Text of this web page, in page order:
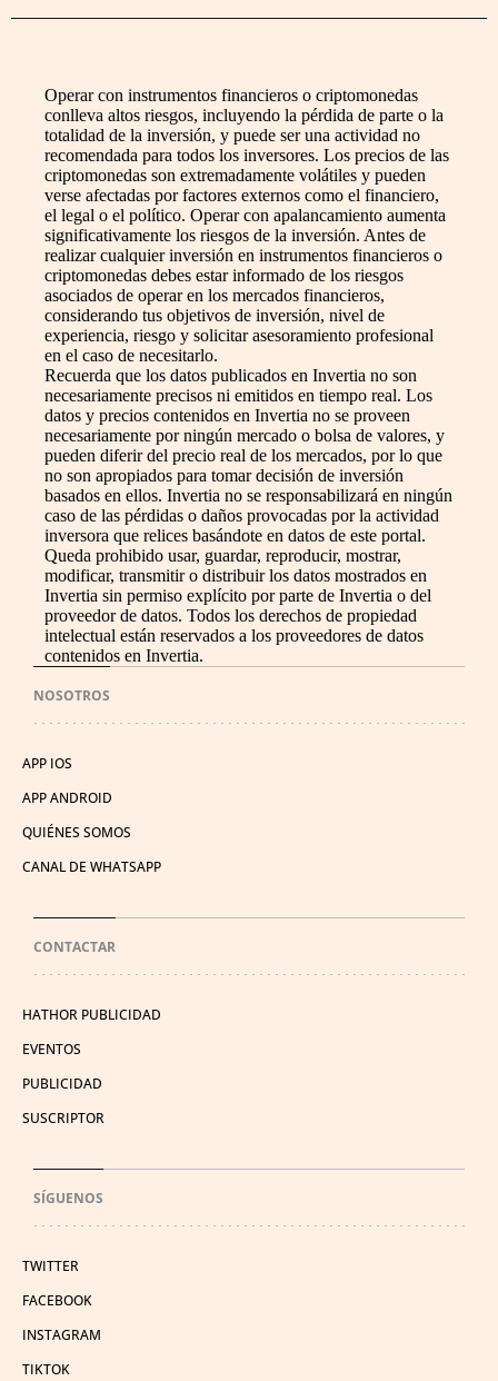
Operar con instrumentos financieros o criptomonedas
conlleva altos riesgos, incluyendo la pérdida de parte o la
totalidad de la inversión, y puede ser una actividad no
recomendada para todos los inversores. Los precios de las
criptomonedas son extremadamente volátiles y pueden
verse afectadas por factores externos como el financiero,
el legal o el político. Operar con apalancamiento aumenta
significativamente los riesgos de la inversión. Antes de
realizar cualquier inversión en instrumentos financieros o
criptomonedas debes estar informado de los riesgos
asociados de operar en los mercados financieros,
considerando tus objetivos de inversión, nivel de
experiencia, riesgo y solicitar asesoramiento profesional
en el caso de necesitarlo.
Recuerda que los datos publicados en Invertia no son
necesariamente precisos ni emitidos en tiempo real. Los
datos y precios contenidos en Invertia no se proveen
necesariamente por ningún mercado o bolsa de valores, y
pueden diferir del precio real de los mercados, por lo que
no son apropiados para tomar decisión de inversión
basados en ellos. Invertia no se responsabilizará en ningún
caso de las pérdidas o daños provocadas por la actividad
inversora que relices basándote en datos de este portal.
Queda prohibido usar, guardar, reproducir, mostrar,
modificar, transmitir o distribuir los datos mostrados en
Invertia sin permiso explícito por parte de Invertia o del
proveedor de datos. Todos los derechos de propiedad
intelectual están reservados a los proveedores de datos
contenidos en Invertia.
NOSOTROS
APP IOS
APP ANDROID
QUIÉNES SOMOS
CANAL DE WHATSAPP
CONTACTAR
HATHOR PUBLICIDAD
EVENTOS
PUBLICIDAD
SUSCRIPTOR
SÍGUENOS
TWITTER
FACEBOOK
INSTAGRAM
TIKTOK